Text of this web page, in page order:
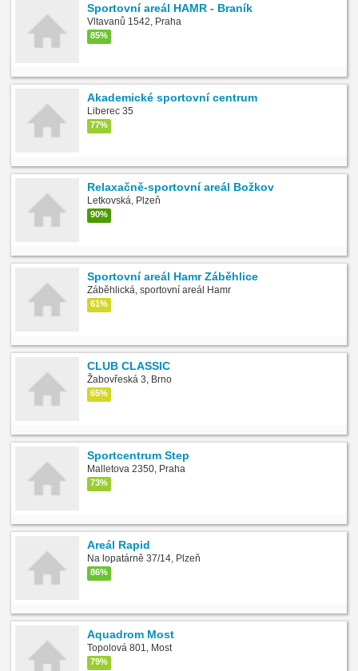
Sportovní areál HAMR - Braník
Vltavanů 1542, Praha
85%
Akademické sportovní centrum
Liberec 35
77%
Relaxačně-sportovní areál Božkov
Letkovská, Plzeň
90%
Sportovní areál Hamr Záběhlice
Záběhlická, sportovní areál Hamr
61%
CLUB CLASSIC
Žabovřeská 3, Brno
65%
Sportcentrum Step
Malletova 2350, Praha
73%
Areál Rapid
Na lopatárně 37/14, Plzeň
86%
Aquadrom Most
Topolová 801, Most
79%